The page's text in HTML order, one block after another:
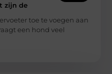
zijn de
toe te voegen aan
een hond veel